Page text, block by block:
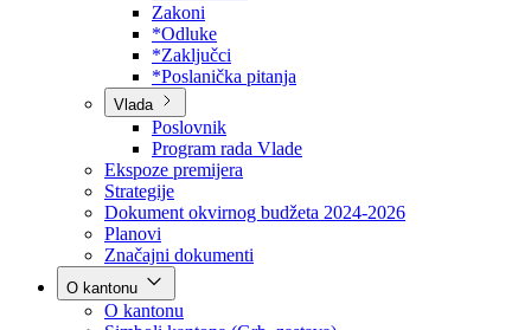
Poslovnik
Program rada Skupštine
Budžet 2026
Zakoni
*Odluke
*Zaključci
*Poslanička pitanja
Vlada
Poslovnik
Program rada Vlade
Ekspoze premijera
Strategije
Dokument okvirnog budžeta 2024-2026
Planovi
Značajni dokumenti